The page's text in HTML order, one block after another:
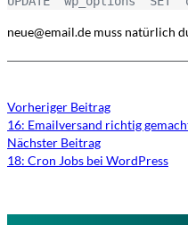
neue@email.de muss natürlich
Vorheriger Beitrag
16: Emailversand richtig
Nächster Beitrag
18: Cron Jobs bei WordPress